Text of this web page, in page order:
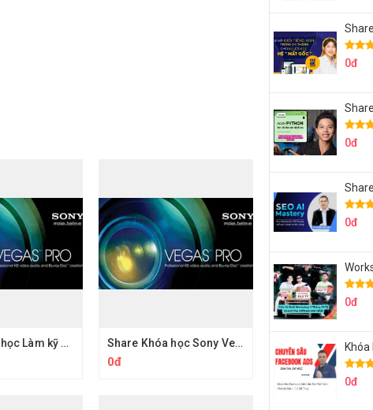
Share Khóa học Làm kỹ xảo Nuke Foundry cơ bản Share Khóa học Sony Vegas Biên tập VideoTập 1 Cơ bản
0đ
0đ
0đ
0đ
0đ
0đ